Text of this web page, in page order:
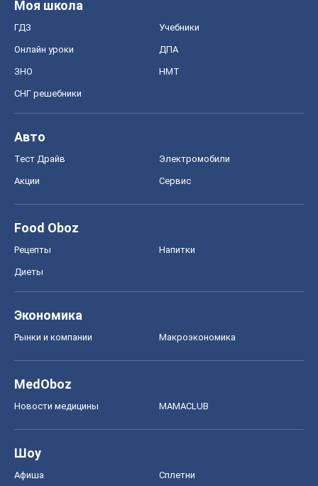
Моя школа
ГДЗ Учебники
Онлайн уроки ДПА
ЗНО НМТ
СНГ решебники
Авто
Тест Драйв Электромобили
Акции Сервис
Food Oboz
Рецепты Напитки
Диеты
Экономика
Рынки и компании Mакроэкономика
MedOboz
Новости медицины MAMACLUB
Шоу
Афиша Сплетни